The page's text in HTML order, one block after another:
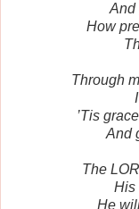
And
How
Through
’Tis
And
The
His
He